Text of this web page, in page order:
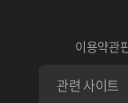
유형 코드 - 자기
기진단 외상후점
에서 주요우울장
이용약관